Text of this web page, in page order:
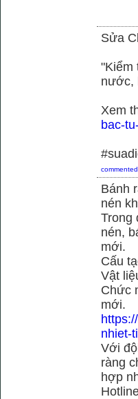
Sửa
"Kiểm
nước,
Xem
bac-
commented
Bánh
nén
Trong
nén,
mới.
Cấu
Vật
Chức
mới.
nhiet-
Với
ràng
hợp